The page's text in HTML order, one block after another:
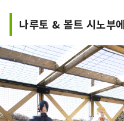
나루토 & 볼트 시노부